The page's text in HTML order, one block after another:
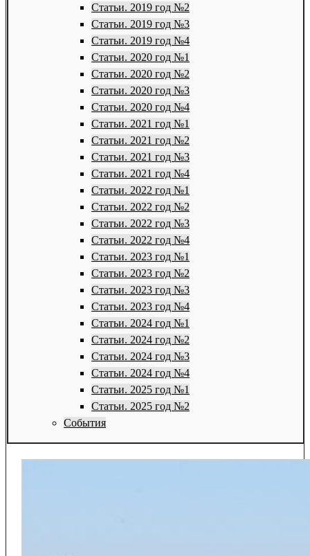
Статьи. 2019 год №2
Статьи. 2019 год №3
Статьи. 2019 год №4
Статьи. 2020 год №1
Статьи. 2020 год №2
Статьи. 2020 год №3
Статьи. 2020 год №4
Статьи. 2021 год №1
Статьи. 2021 год №2
Статьи. 2021 год №3
Статьи. 2021 год №4
Статьи. 2022 год №1
Статьи. 2022 год №2
Статьи. 2022 год №3
Статьи. 2022 год №4
Статьи. 2023 год №1
Статьи. 2023 год №2
Статьи. 2023 год №3
Статьи. 2023 год №4
Статьи. 2024 год №1
Статьи. 2024 год №2
Статьи. 2024 год №3
Статьи. 2024 год №4
Статьи. 2025 год №1
Статьи. 2025 год №2
События